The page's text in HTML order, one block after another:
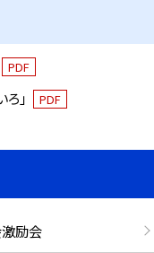
PDF
」 PDF
激励会